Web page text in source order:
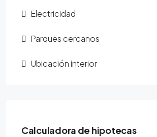
Electricidad
Parques cercanos
Ubicación interior
Calculadora de hipotecas